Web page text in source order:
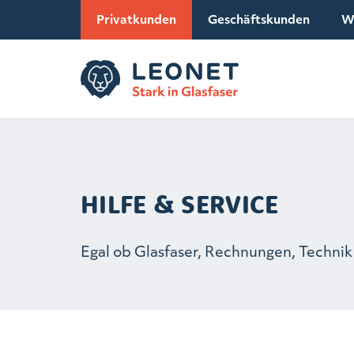
Privatkunden Geschäftskunden
HILFE & SERVICE
Egal ob Glasfaser, Rechnungen,